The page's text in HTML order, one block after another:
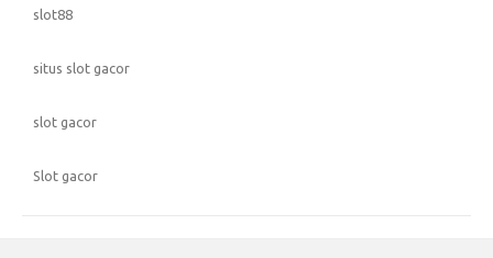
slot88
situs slot gacor
slot gacor
Slot gacor